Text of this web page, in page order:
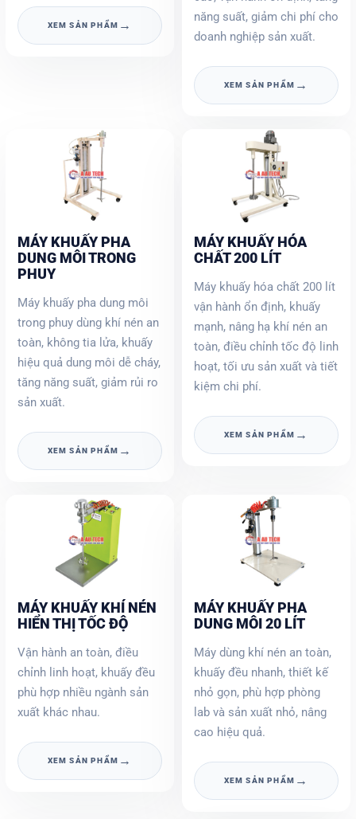
XEM SẢN PHẨM →
năng suất, giảm chi phí cho
doanh nghiệp sản xuất.
XEM SẢN PHẨM →
MÁY KHUẤY PHA
DUNG MÔI TRONG
PHUY
Máy khuấy pha dung môi
trong phuy dùng khí nén an
toàn, không tia lửa, khuấy
hiệu quả dung môi dễ cháy,
tăng năng suất, giảm rủi ro
sản xuất.
XEM SẢN PHẨM →
MÁY KHUẤY HÓA
CHẤT 200 LÍT
Máy khuấy hóa chất 200 lít
vận hành ổn định, khuấy
mạnh, nâng hạ khí nén an
toàn, điều chỉnh tốc độ linh
hoạt, tối ưu sản xuất và tiết
kiệm chi phí.
XEM SẢN PHẨM →
MÁY KHUẤY KHÍ NÉN
HIỂN THỊ TỐC ĐỘ
Vận hành an toàn, điều
chỉnh linh hoạt, khuấy đều
phù hợp nhiều ngành sản
xuất khác nhau.
XEM SẢN PHẨM →
MÁY KHUẤY PHA
DUNG MÔI 20 LÍT
Máy dùng khí nén an toàn,
khuấy đều nhanh, thiết kế
nhỏ gọn, phù hợp phòng
lab và sản xuất nhỏ, nâng
cao hiệu quả.
XEM SẢN PHẨM →